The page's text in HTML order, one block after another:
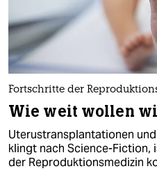
Fortschritte der
Wie weit wollen
Uterustransplantationen
klingt nach Science-Fiction,
der Reproduktionsmedizin